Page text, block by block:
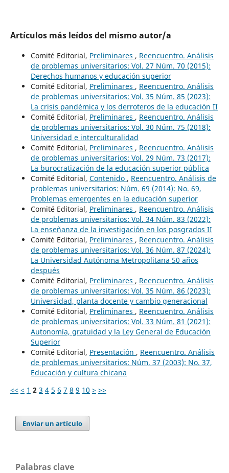
Artículos más leídos del mismo autor/a
Comité Editorial, Preliminares , Reencuentro. Análisis
de problemas universitarios: Vol. 27 Núm. 70 (2015):
Derechos humanos y educación superior
Comité Editorial, Preliminares , Reencuentro. Análisis
de problemas universitarios: Vol. 35 Núm. 85 (2023):
La crisis pandémica y los derroteros de la educación II
Comité Editorial, Preliminares , Reencuentro. Análisis
de problemas universitarios: Vol. 30 Núm. 75 (2018):
Universidad e interculturalidad
Comité Editorial, Preliminares , Reencuentro. Análisis
de problemas universitarios: Vol. 29 Núm. 73 (2017):
La burocratización de la educación superior pública
Comité Editorial, Contenido , Reencuentro. Análisis de
problemas universitarios: Núm. 69 (2014): No. 69,
Problemas emergentes en la educación superior
Comité Editorial, Preliminares , Reencuentro. Análisis
de problemas universitarios: Vol. 34 Núm. 83 (2022):
La enseñanza de la investigación en los posgrados II
Comité Editorial, Preliminares , Reencuentro. Análisis
de problemas universitarios: Vol. 36 Núm. 87 (2024):
La Universidad Autónoma Metropolitana 50 años
después
Comité Editorial, Preliminares , Reencuentro. Análisis
de problemas universitarios: Vol. 35 Núm. 86 (2023):
Universidad, planta docente y cambio generacional
Comité Editorial, Preliminares , Reencuentro. Análisis
de problemas universitarios: Vol. 33 Núm. 81 (2021):
Autonomía, gratuidad y la Ley General de Educación
Superior
Comité Editorial, Presentación , Reencuentro. Análisis
de problemas universitarios: Núm. 37 (2003): No. 37,
Educación y cultura chicana
<< < 1 2 3 4 5 6 7 8 9 10 > >>
Enviar un artículo
Palabras clave